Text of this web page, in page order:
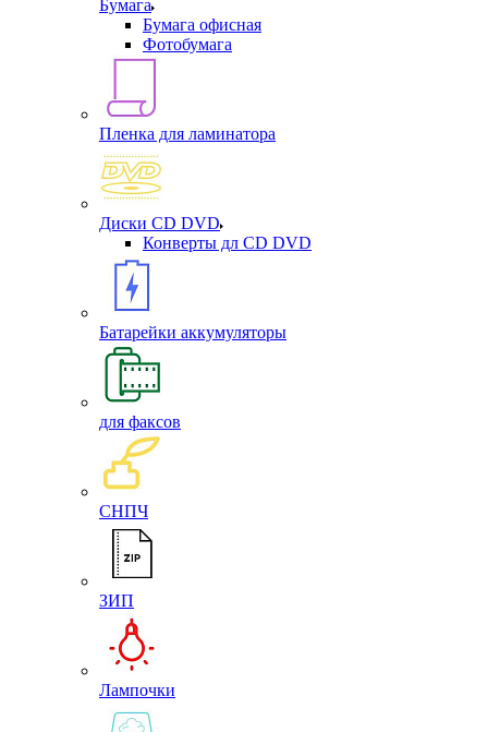
Бумага
Бумага офисная
Фотобумага
Пленка для ламинатора
Диски CD DVD
Конверты дл CD DVD
Батарейки аккумуляторы
для факсов
СНПЧ
ЗИП
Лампочки